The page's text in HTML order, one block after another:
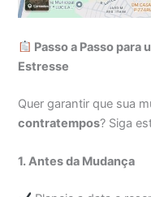
Passo a Passo para
Estresse
Quer garantir que sua
contratempos? Siga
1. Antes da Mudança